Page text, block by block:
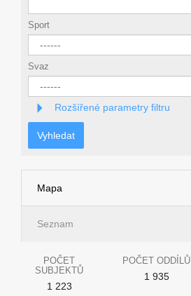
Sport
Svaz
Rozšířené parametry filtru
Vyhledat
Mapa
Seznam
POČET
SUBJEKTŮ
1 223
POČET ODDÍLŮ
1 935